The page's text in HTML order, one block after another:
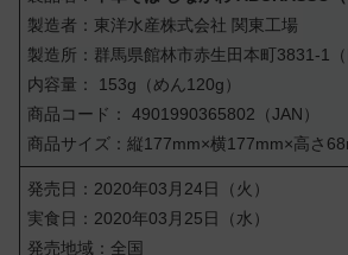
製造者：東洋水産株式会社 関東工場
製造所：群馬県館林市赤生田本町3831-1（
内容量： 153g（めん120g）
商品コード： 4901990365802（JAN）
商品サイズ：縦177mm×横177mm×高さ
発売日：2020年03月24日（火）
実食日：2020年03月25日（水）
発売地域：全国